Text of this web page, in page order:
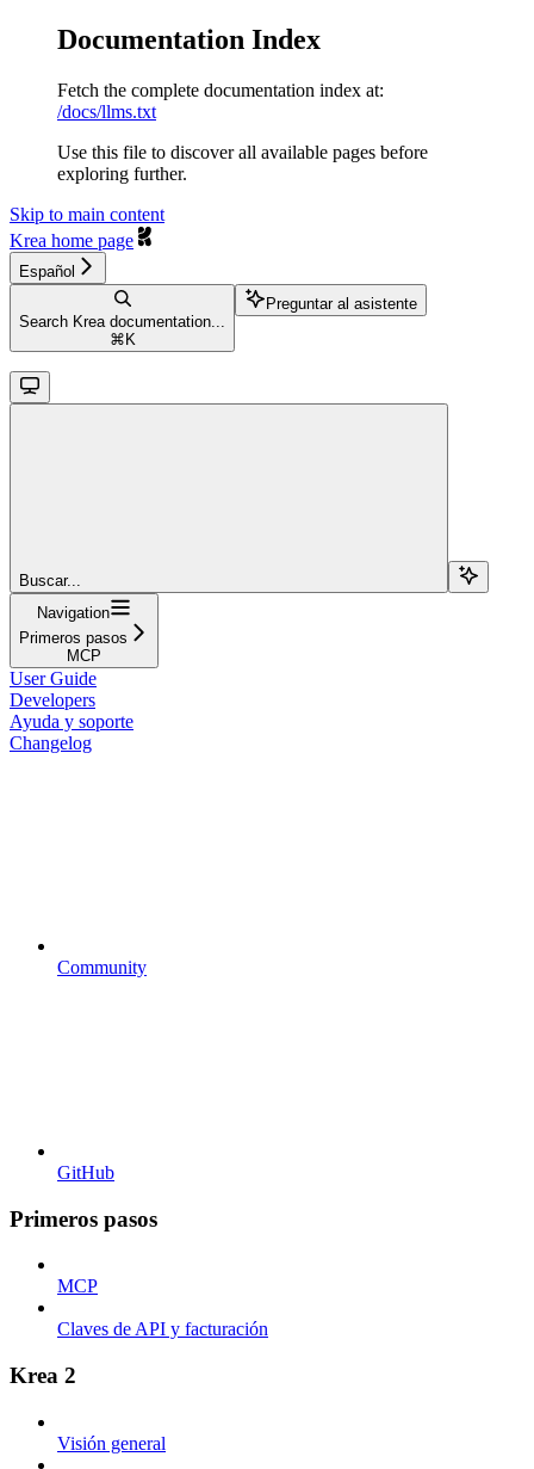
Documentation Index
Fetch the complete documentation index at:
/docs/llms.txt
Use this file to discover all available pages before
exploring further.
Skip to main content
Krea home page
Español
Search Krea documentation...
⌘ K
Preguntar al asistente
Buscar...
Navigation
Primeros pasos
MCP
User Guide
Developers
Ayuda y soporte
Changelog
Community
GitHub
Primeros pasos
MCP
Claves de API y facturación
Krea 2
Visión general